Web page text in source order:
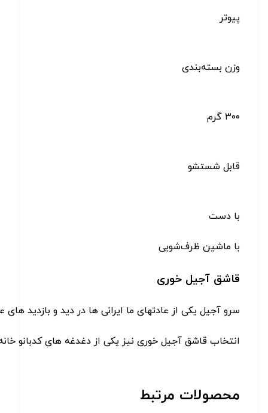
پیوتر
وزن بسته‌بندی
۳۰۰ گرم
قابل شستشو
با دست
با ماشین ظرف‌شویی
قاشق آجیل خوری
سرو آجیل یکی از عادتهای ما ایرانی ها در دید و بازدید های
انتخاب قاشق آجیل خوری نیز یکی از دغدغه های کدبانو
محصولات مرتبط